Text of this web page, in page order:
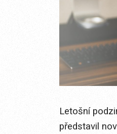
Letošní
představil